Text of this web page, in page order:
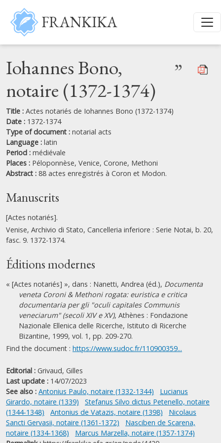
Skip to main content
FRANKIKA
Iohannes Bono,
notaire (1372-1374)
”
Title : Actes notariés de Iohannes Bono (1372-1374)
Date : 1372-1374
Type of document : notarial acts
Language : latin
Period : médiévale
Places : Péloponnèse, Venice, Corone, Methoni
Abstract : 88 actes enregistrés à Coron et Modon.
Manuscrits
[Actes notariés].
Venise, Archivio di Stato, Cancelleria inferiore : Serie Notai, b. 20,
fasc. 9. 1372-1374.
Éditions modernes
« [Actes notariés] », dans : Nanetti, Andrea (éd.), Documenta
veneta Coroni & Methoni rogata: euristica e critica
documentaria per gli "oculi capitales Communis
veneciarum" (secoli XIV e XV), Athènes : Fondazione
Nazionale Ellenica delle Ricerche, Istituto di Ricerche
Bizantine, 1999, vol. 1, pp. 209-270.
Find the document : https://www.sudoc.fr/110900359...
Editorial : Grivaud, Gilles
Last update : 14/07/2023
See also : Antonius Paulo, notaire (1332-1344)
Lucianus
Girardo, notaire (1339)
Stefanus Silvo dictus Petenello, notaire
(1344-1348)
Antonius de Vatazis, notaire (1398)
Nicolaus
Sancti Gervasii, notaire (1361-1372)
Nasciben de Scarena,
notaire (1334-1368)
Marcus Marzella, notaire (1357-1374)